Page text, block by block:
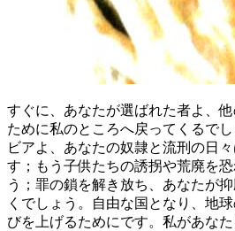
すぐに、あなたが選ばれた者よ、
ために私のところへ戻ってくるで
ビアよ、あなたの奴隷と流刑の日
す；もう子供たちの誘拐や荒廃を
う；罪の鎖を解き放ち、あなたが
くでしょう。自由な国となり、地
びを上げるためにです。私があな